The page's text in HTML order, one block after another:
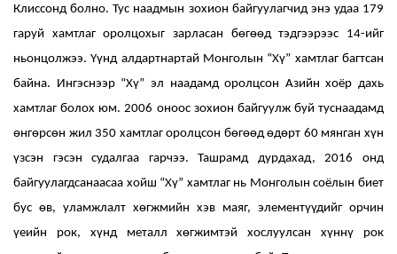
Клиссонд болно. Тус наадмын зохион байгуулагчид энэ удаа 179
гаруй хамтлаг оролцохыг зарласан бөгөөд тэдгээрээс 14-ийг
ньонцолжээ. Үүнд алдартнартай Монголын “Хү” хамтлаг багтсан
байна. Ингэснээр “Хү” эл наадамд оролцсон Азийн хоёр дахь
хамтлаг болох юм. 2006 оноос зохион байгуулж буй туснаадамд
өнгөрсөн жил 350 хамтлаг оролцсон бөгөөд өдөрт 60 мянган хүн
үзсэн гэсэн судалгаа гарчээ. Ташрамд дурдахад, 2016 онд
байгуулагдсанаасаа хойш “Хү” хамтлаг нь Монголын соёлын биет
бус өв, уламжлалт хөгжмийн хэв маяг, элементүүдийг орчин
үеийн рок, хүнд металл хөгжимтэй хослуулсан хүннү рок